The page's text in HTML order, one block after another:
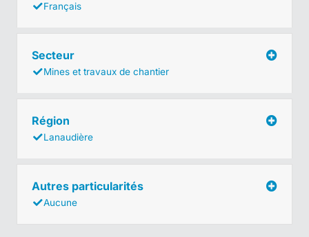
Français
Secteur
Mines et travaux de chantier
Région
Lanaudière
Autres particularités
Aucune